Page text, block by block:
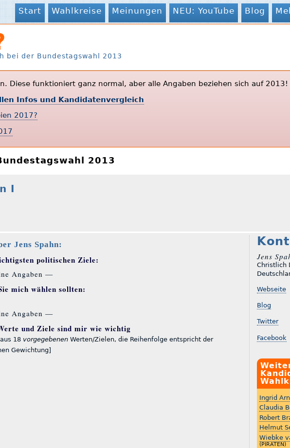
Start Wahlkreise Meinungen NEU: YouTube Blog
bei der Bundestagswahl 2013
Diese funktioniert ganz normal, aber alle Angaben beziehen sich auf
Infos und Kandidatenvergleich
2017?
2013
I
Jens Spahn:
politischen Ziele:
Angaben —
mich wählen sollten:
Angaben —
und Ziele sind mir wie wichtig
18 vorgegebenenWerten/Zielen, die Reihenfolge entspricht der
Gewichtung]
Jens
Christlich
Webseite
Blog
Twitter
Facebook
Ingrid
Claudia
Robert
Helmut
Wiebke
(PIRATEN)